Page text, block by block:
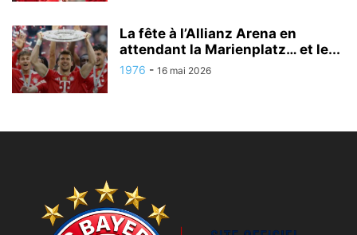
La fête à l’Allianz Arena en
attendant la Marienplatz… et le...
1976 - 16 mai 2026